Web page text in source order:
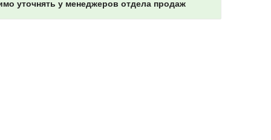
уточнять у менеджеров отдела продаж